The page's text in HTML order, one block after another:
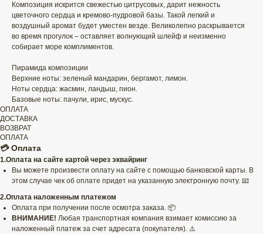
Композиция искрится свежестью цитрусовых, дарит нежность
цветочного сердца и кремово-пудровой базы. Такой легкий и
воздушный аромат будет уместен везде. Великолепно раскрывается
во время прогулок – оставляет волнующий шлейф и неизменно
собирает море комплиментов.
Пирамида композиции
Верхние ноты: зеленый мандарин, бергамот, лимон.
Ноты сердца: жасмин, ландыш, пион.
Базовые ноты: пачули, ирис, мускус.
ОПЛАТА
ДОСТАВКА
ВОЗВРАТ
ОПЛАТА
💳 Оплата
1.Оплата на сайте картой через эквайринг
Вы можете произвести оплату на сайте с помощью банковской карты. В
этом случае чек об оплате придет на указанную электронную почту. 📧
2.Оплата наложенным платежом
Оплата при получении после осмотра заказа. 📦
ВНИМАНИЕ! Любая транспортная компания взимает комиссию за
наложенный платеж за счет адресата (покупателя). ⚠️